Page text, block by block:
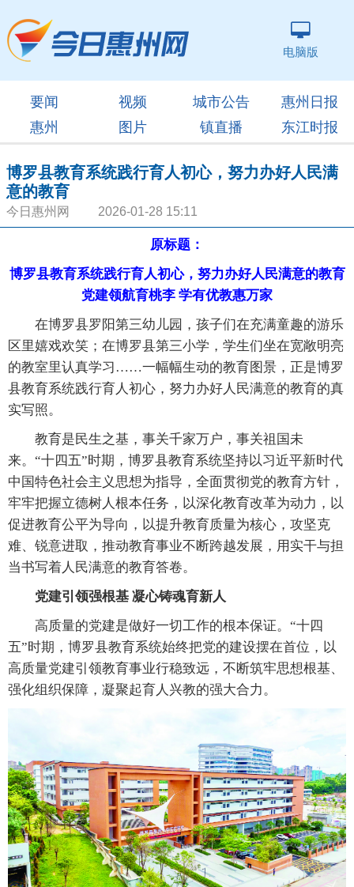
电脑版
要闻 视频 城市公告
惠州日报
惠州
图片 镇直播 东江时报
博罗县教育系统践行育人初心，努力办好人民满
意的教育
今日惠州网 2026-01-28 15:11
原标题：
博罗县教育系统践行育人初心，努力办好人民满意的教育
党建领航育桃李 学有优教惠万家
在博罗县罗阳第三幼儿园，孩子们在充满童趣的游乐
区里嬉戏欢笑；在博罗县第三小学，学生们坐在宽敞明亮
的教室里认真学习……一幅幅生动的教育图景，正是博罗
县教育系统践行育人初心，努力办好人民满意的教育的真
实写照。
教育是民生之基，事关千家万户，事关祖国未
来。“十四五”时期，博罗县教育系统坚持以习近平新时代
中国特色社会主义思想为指导，全面贯彻党的教育方针，
牢牢把握立德树人根本任务，以深化教育改革为动力，以
促进教育公平为导向，以提升教育质量为核心，攻坚克
难、锐意进取，推动教育事业不断跨越发展，用实干与担
当书写着人民满意的教育答卷。
党建引领强根基 凝心铸魂育新人
高质量的党建是做好一切工作的根本保证。“十四
五”时期，博罗县教育系统始终把党的建设摆在首位，以
高质量党建引领教育事业行稳致远，不断筑牢思想根基、
强化组织保障，凝聚起育人兴教的强大合力。